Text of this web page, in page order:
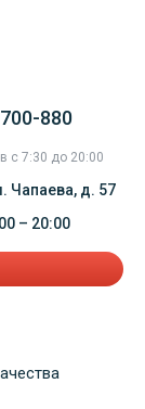
880
с 7:30 до 20:00
Чапаева, д. 57
– 20:00